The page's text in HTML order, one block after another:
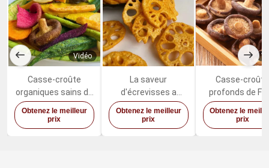
Vidéo
Casse-croûte
organiques sains de
Fried Dried Fruits
Vegetables Mixed
de vide
Obtenez le meilleur
prix
La saveur
d'écrevisses a
séché des légumes
fruits Lotus Root
Snacks épicée
Obtenez le meilleur
prix
Casse-croûte
profonds de
Mushrooms
Healthy
de shiitaké
Obtenez le
prix